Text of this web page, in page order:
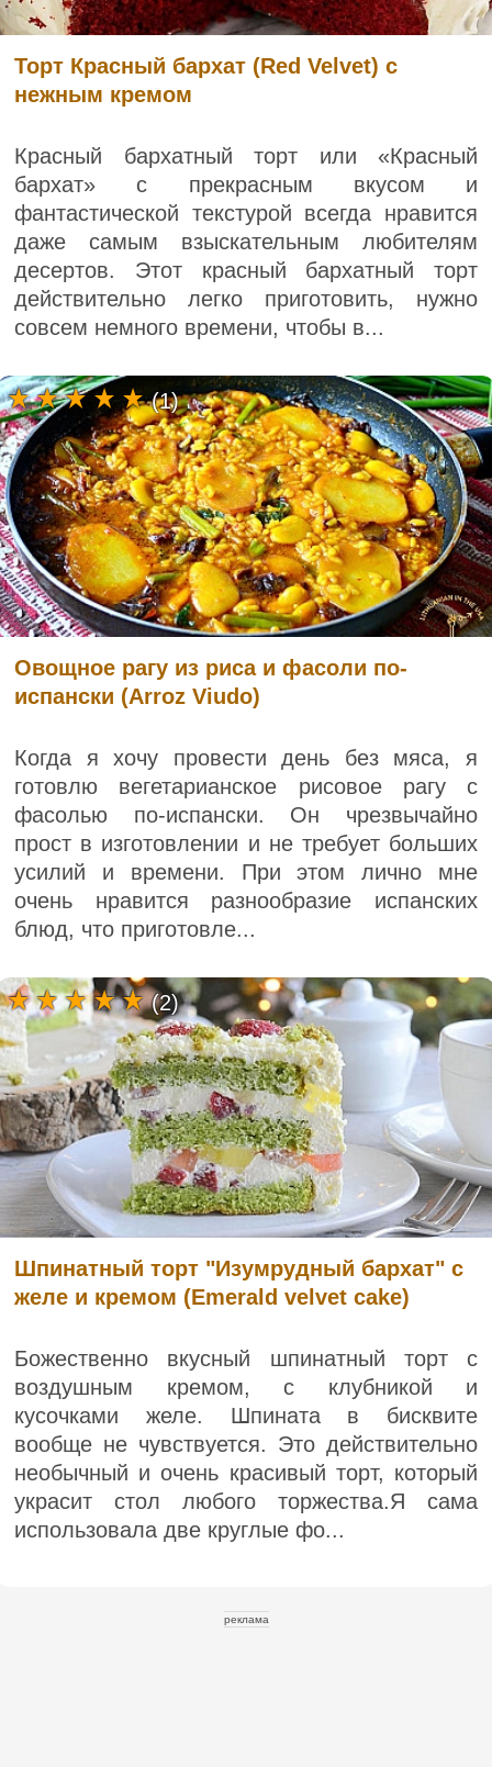
Торт Красный бархат (Red Velvet) с
нежным кремом
Красный бархатный торт или «Красный
бархат» с прекрасным вкусом и
фантастической текстурой всегда нравится
даже самым взыскательным любителям
десертов. Этот красный бархатный торт
действительно легко приготовить, нужно
совсем немного времени, чтобы в...
Овощное рагу из риса и фасоли по-
испански (Arroz Viudo)
Когда я хочу провести день без мяса, я
готовлю вегетарианское рисовое рагу с
фасолью по-испански. Он чрезвычайно
прост в изготовлении и не требует больших
усилий и времени. При этом лично мне
очень нравится разнообразие испанских
блюд, что приготовле...
(1)
Шпинатный торт "Изумрудный бархат" с
желе и кремом (Emerald velvet cake)
Божественно вкусный шпинатный торт с
воздушным кремом, с клубникой и
кусочками желе. Шпината в бисквите
вообще не чувствуется. Это действительно
необычный и очень красивый торт, который
украсит стол любого торжества.Я сама
использовала две круглые фо...
(2)
реклама